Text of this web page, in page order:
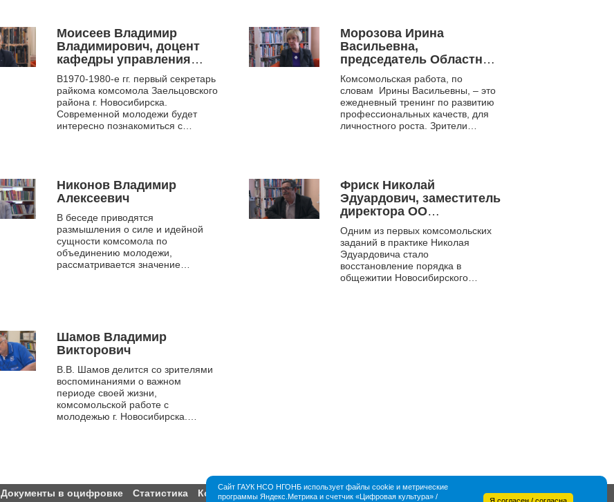
Моисеев Владимир
Владимирович, доцент
кафедры управления
персоналом Сибирского
института управления -
филиала РАНХиГС, к. ист.
наук
В1970-1980-е гг. первый секретарь
райкома комсомола Заельцовского
района г. Новосибирска.
Современной молодежи будет
интересно познакомиться с
Морозова Ирина
Васильевна,
председатель Областной
общественной
организации "Форпост".
В 1980-е – третий
секретарь Октябрьского
райкома комсомола г.
Комсомольская работа, по
словам Ирины Васильевны, – это
ежедневный тренинг по развитию
профессиональных качеств, для
личностного роста. Зрители
Никонов Владимир
Алексеевич
В беседе приводятся
размышления о силе и идейной
сущности комсомола по
объединению молодежи,
рассматривается значение
Фриск Николай
Эдуардович, заместитель
директора ОО
«СибВена», в 1982-1987
гг. работал в городском
комитете комсомола
Новосибирска,
инструктор отдела
Одним из первых комсомольских
заданий в практике Николая
Эдуардовича стало
восстановление порядка в
общежитии Новосибирского
Шамов Владимир
Викторович
В.В. Шамов делится со зрителями
воспоминаниями о важном
периоде своей жизни,
комсомольской работе с
молодежью г. Новосибирска.
Документы в оцифровке Статистика Контакты Партнёры
Сайт ГАУК НСО НГОНБ использует файлы cookie и метрические
программы Яндекс.Метрика и счетчик «Цифровая культура» /